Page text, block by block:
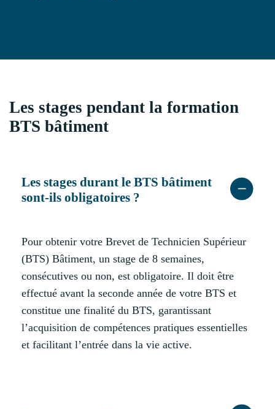
Les stages pendant la formation
BTS bâtiment
Les stages durant le BTS bâtiment
sont-ils obligatoires ?
Pour obtenir votre Brevet de Technicien Supérieur
(BTS) Bâtiment, un stage de 8 semaines,
consécutives ou non, est obligatoire. Il doit être
effectué avant la seconde année de votre BTS et
constitue une finalité du BTS, garantissant
l’acquisition de compétences pratiques essentielles
et facilitant l’entrée dans la vie active.